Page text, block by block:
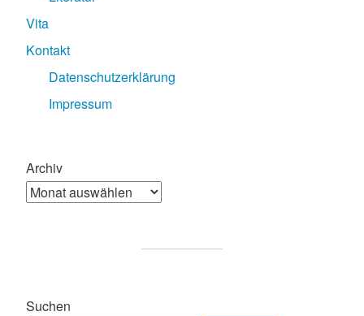
Vita
Kontakt
Datenschutzerklärung
Impressum
Archiv
Suchen